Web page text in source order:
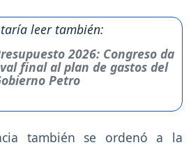
leer también:
2026: Congreso da
final al plan de gastos del
Petro
también se ordenó a la